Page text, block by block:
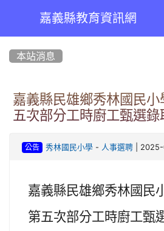
嘉義縣教育資訊網
本站消息
嘉義縣民雄鄉秀林國民小
五次部分工時廚工甄選錄
公告 秀林國民小學- 人事選聘| 2025-
嘉義縣民雄鄉秀林國民
第五次部分工時廚工甄